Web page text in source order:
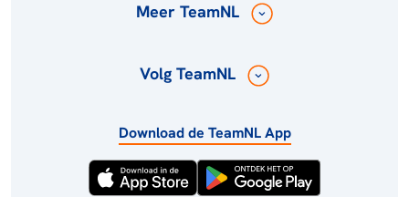
Meer TeamNL
Volg TeamNL
Download de TeamNL App